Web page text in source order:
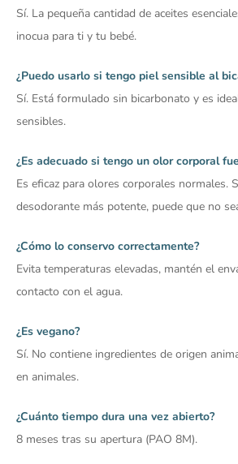
Sí. La pequeña cantidad de aceites
inocua para ti y tu bebé.
¿Puedo usarlo si tengo piel sensible al
Sí. Está formulado sin bicarbonato y es
sensibles.
¿Es adecuado si tengo un olor corporal
Es eficaz para olores corporales normales.
desodorante más potente, puede que no
¿Cómo lo conservo correctamente?
Evita temperaturas elevadas, mantén el
contacto con el agua.
¿Es vegano?
Sí. No contiene ingredientes de origen
en animales.
¿Cuánto tiempo dura una vez abierto?
8 meses tras su apertura (PAO 8M).